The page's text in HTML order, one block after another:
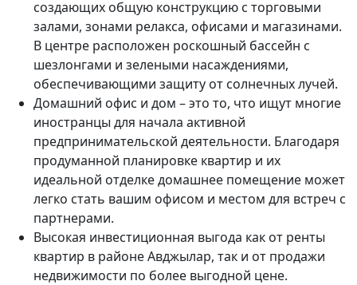
создающих общую конструкцию с торговыми
залами, зонами релакса, офисами и магазинами.
В центре расположен роскошный бассейн с
шезлонгами и зелеными насаждениями,
обеспечивающими защиту от солнечных лучей.
Домашний офис и дом – это то, что ищут многие
иностранцы для начала активной
предпринимательской деятельности. Благодаря
продуманной планировке квартир и их
идеальной отделке домашнее помещение может
легко стать вашим офисом и местом для встреч с
партнерами.
Высокая инвестиционная выгода как от ренты
квартир в районе Авджылар, так и от продажи
недвижимости по более выгодной цене.